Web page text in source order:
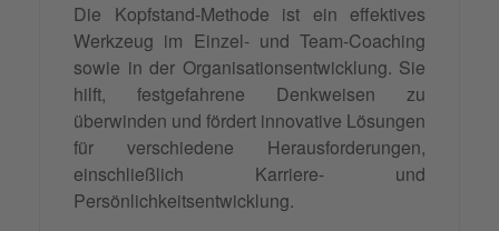
Die Kopfstand-Methode ist ein effektives
Werkzeug im Einzel- und Team-Coaching
sowie in der Organisationsentwicklung. Sie
hilft, festgefahrene Denkweisen zu
überwinden und fördert innovative Lösungen
für verschiedene Herausforderungen,
einschließlich Karriere- und
Persönlichkeitsentwicklung.